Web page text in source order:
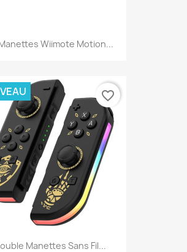
Wiimote Motion...
Manettes Sans Fil...
favorite_border